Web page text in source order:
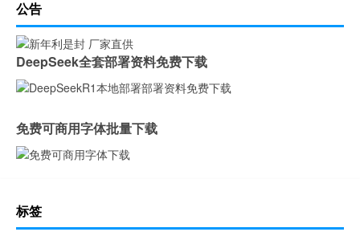
公告
DeepSeek全套部署资料免费下载
免费可商用字体批量下载
标签